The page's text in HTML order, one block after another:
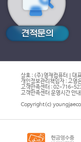
상호 : (주)영재컴퓨터 | 대
개인정보관리책임자 : 고영
고객만족센터 : 02-716-
고객만족센터 운영시간 안
Copyright(c)